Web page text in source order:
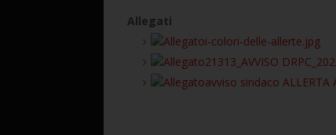
Allegati
i-colori-delle-allerte.jpg
21313_AVVISO
avviso sindaco ALLERTA